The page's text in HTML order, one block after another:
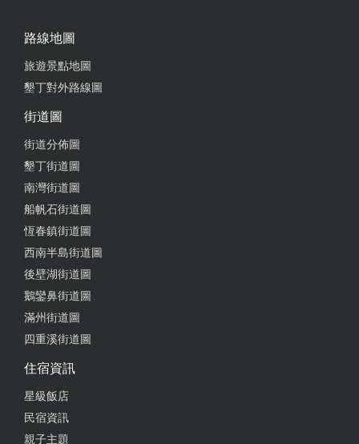
路線地圖
旅遊景點地圖
墾丁對外路線圖
街道圖
街道分佈圖
墾丁街道圖
南灣街道圖
船帆石街道圖
恆春鎮街道圖
西南半島街道圖
後壁湖街道圖
鵝鑾鼻街道圖
滿州街道圖
四重溪街道圖
住宿資訊
星級飯店
民宿資訊
親子主題